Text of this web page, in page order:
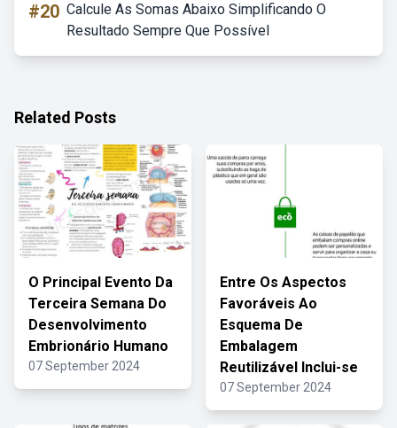
#20 Calcule As Somas Abaixo Simplificando O
Resultado Sempre Que Possível
Related Posts
O Principal Evento Da
Terceira Semana Do
Desenvolvimento
Embrionário Humano
07 September 2024
Entre Os Aspectos
Favoráveis Ao
Esquema De
Embalagem
Reutilizável Inclui-se
07 September 2024